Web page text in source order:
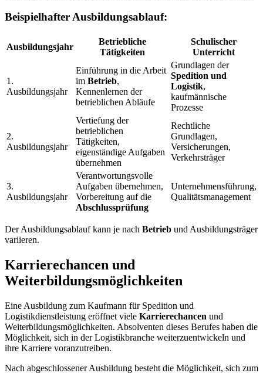
Beispielhafter Ausbildungsablauf:
Ausbildungsjahr
Betriebliche
Tätigkeiten
Schulischer
Unterricht
1.
Ausbildungsjahr
Einführung in die Arbeit
im Betrieb,
Kennenlernen der
betrieblichen Abläufe
Grundlagen der
Spedition und
Logistik,
kaufmännische
Prozesse
2.
Ausbildungsjahr
Vertiefung der
betrieblichen
Tätigkeiten,
eigenständige Aufgaben
übernehmen
Rechtliche
Grundlagen,
Versicherungen,
Verkehrsträger
3.
Ausbildungsjahr
Verantwortungsvolle
Aufgaben übernehmen,
Vorbereitung auf die
Abschlussprüfung
Unternehmensführung,
Qualitätsmanagement
Der Ausbildungsablauf kann je nach Betrieb und Ausbildungsträger
variieren.
Karrierechancen und
Weiterbildungsmöglichkeiten
Eine Ausbildung zum Kaufmann für Spedition und
Logistikdienstleistung eröffnet viele Karrierechancen und
Weiterbildungsmöglichkeiten. Absolventen dieses Berufes haben die
Möglichkeit, sich in der Logistikbranche weiterzuentwickeln und
ihre Karriere voranzutreiben.
Nach abgeschlossener Ausbildung besteht die Möglichkeit, sich zum